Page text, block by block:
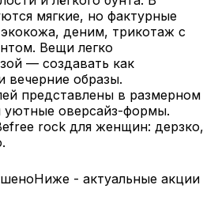
мягкие, но фактурные
деним, трикотаж с
Вещи легко
— создавать как
вечерние образы.
представлены в размерном
уютные оверсайз-формы.
rock для женщин: дерзко,
Ниже - актуальные акции